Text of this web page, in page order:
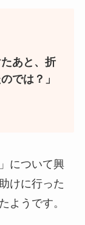
あと、折
では？」
について興
けに行った
ようです。